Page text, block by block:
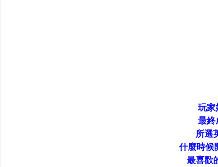
玩家
最終
所選
什麼時候
最喜歡